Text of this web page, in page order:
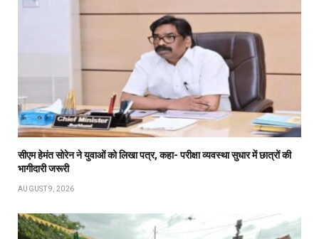
सीएम हेमंत सोरेन ने युवाओं को लिखा पत्र, कहा- परीक्षा व्यवस्था सुधार में छात्रों की
भागीदारी जरूरी
AUGUST 9, 2026